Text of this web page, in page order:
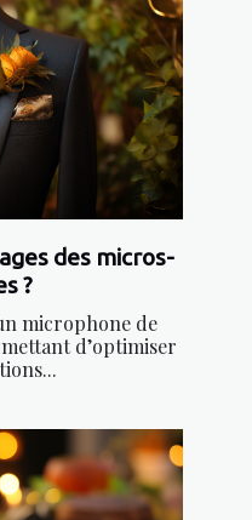
des micros-
?
microphone de
d’optimiser